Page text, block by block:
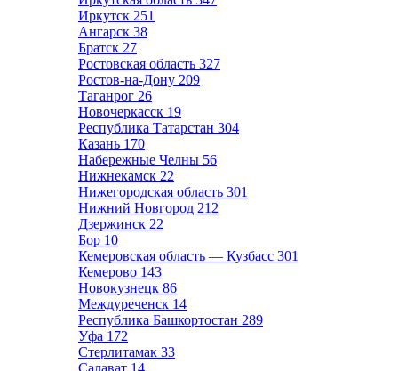
Иркутск 251
Ангарск 38
Братск 27
Ростовская область 327
Ростов-на-Дону 209
Таганрог 26
Новочеркасск 19
Республика Татарстан 304
Казань 170
Набережные Челны 56
Нижнекамск 22
Нижегородская область 301
Нижний Новгород 212
Дзержинск 22
Бор 10
Кемеровская область — Кузбасс 301
Кемерово 143
Новокузнецк 86
Междуреченск 14
Республика Башкортостан 289
Уфа 172
Стерлитамак 33
Салават 14